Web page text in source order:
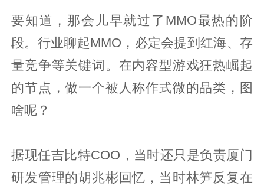
要知道，那会儿早就过了MMO最热的阶
段。行业聊起MMO，必定会提到红海、存
量竞争等关键词。在内容型游戏狂热崛起
的节点，做一个被人称作式微的品类，图
啥呢？
据现任吉比特COO，当时还只是负责厦门
研发管理的胡兆彬回忆，当时林笋反复在